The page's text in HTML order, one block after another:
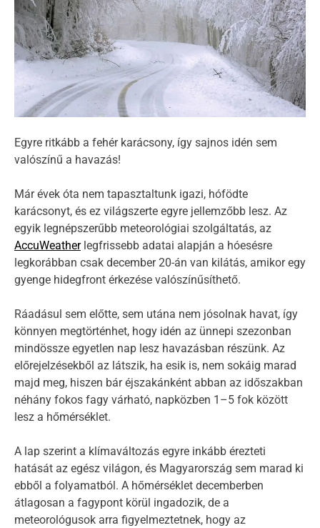
i
m
a
e
d
d
t
m
e
Egyre ritkább a fehér karácsony, így sajnos idén sem
valószínű a havazás!
Már évek óta nem tapasztaltunk igazi, hófödte
karácsonyt, és ez világszerte egyre jellemzőbb lesz. Az
egyik legnépszerűbb meteorológiai szolgáltatás, az
AccuWeatherlegfrissebb adatai alapján a hóesésre
legkorábban csak december 20-án van kilátás, amikor egy
gyenge hidegfront érkezése valószínűsíthető.
Ráadásul sem előtte, sem utána nem jósolnak havat, így
könnyen megtörténhet, hogy idén az ünnepi szezonban
mindössze egyetlen nap lesz havazásban részünk. Az
előrejelzésekből az látszik, ha esik is, nem sokáig marad
majd meg, hiszen bár éjszakánként abban az időszakban
néhány fokos fagy várható, napközben 1–5 fok között
lesz a hőmérséklet.
A lap szerint a klímaváltozás egyre inkább érezteti
hatását az egész világon, és Magyarország sem marad ki
ebből a folyamatból. A hőmérséklet decemberben
átlagosan a fagypont körül ingadozik, de a
meteorológusok arra figyelmeztetnek, hogy az